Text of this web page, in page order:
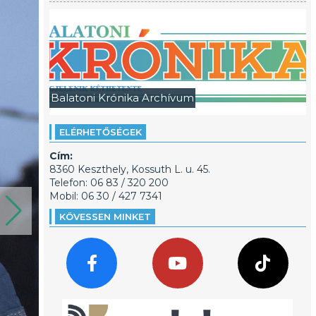
Balatoni Krónika Archívum
ELÉRHETŐSÉGEK
Cím:
8360 Keszthely, Kossuth L. u. 45.
Telefon: 06 83 / 320 200
Mobil: 06 30 / 427 7341
KÖVESSEN MINKET